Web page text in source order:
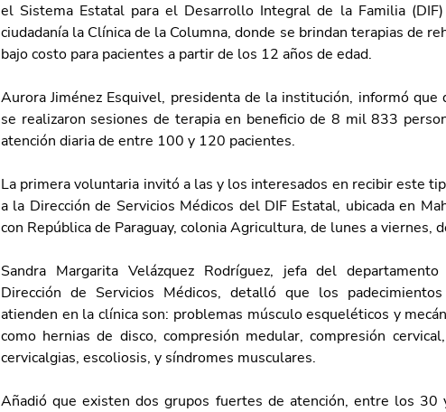
el Sistema Estatal para el Desarrollo Integral de la Familia
ciudadanía la Clínica de la Columna, donde se brindan terapias de
bajo costo para pacientes a partir de los 12 años de edad.
Aurora Jiménez Esquivel, presidenta de la institución, informó
se realizaron sesiones de terapia en beneficio de 8 mil 833
atención diaria de entre 100 y 120 pacientes.
La primera voluntaria invitó a las y los interesados en recibir este
a la Dirección de Servicios Médicos del DIF Estatal, ubicada en
con República de Paraguay, colonia Agricultura, de lunes a viernes,
Sandra Margarita Velázquez Rodríguez, jefa del
Dirección de Servicios Médicos, detalló que los
atienden en la clínica son: problemas músculo esqueléticos y
como hernias de disco, compresión medular, compresión
cervicalgias, escoliosis, y síndromes musculares.
Añadió que existen dos grupos fuertes de atención, entre los